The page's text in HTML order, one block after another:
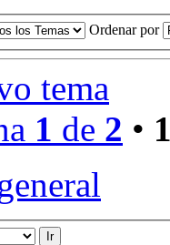
Ordenar por
tema
1 de 2 •